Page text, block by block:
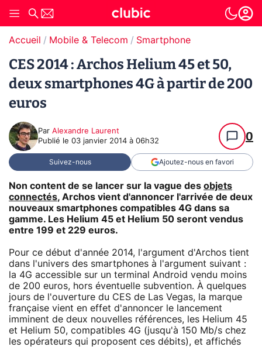
Accueil Mobile & Telecom Smartphone
CES 2014 : Archos Helium 45 et 50,
deux smartphones 4G à partir de 200
euros
Par Alexandre Laurent
Publié le 03 janvier 2014 à 06h32 0
Suivez-nous Ajoutez-nous en favori
Non content de se lancer sur la vague des objets
connectés, Archos vient d'annoncer l'arrivée de deux
nouveaux smartphones compatibles 4G dans sa
gamme. Les Helium 45 et Helium 50 seront vendus
entre 199 et 229 euros.
Pour ce début d'année 2014, l'argument d'Archos tient
dans l'univers des smartphones à l'argument suivant :
la 4G accessible sur un terminal Android vendu moins
de 200 euros, hors éventuelle subvention. À quelques
jours de l'ouverture du CES de Las Vegas, la marque
française vient en effet d'annoncer le lancement
imminent de deux nouvelles références, les Helium 45
et Helium 50, compatibles 4G (jusqu'à 150 Mb/s chez
les opérateurs qui proposent ces débits), et affichés